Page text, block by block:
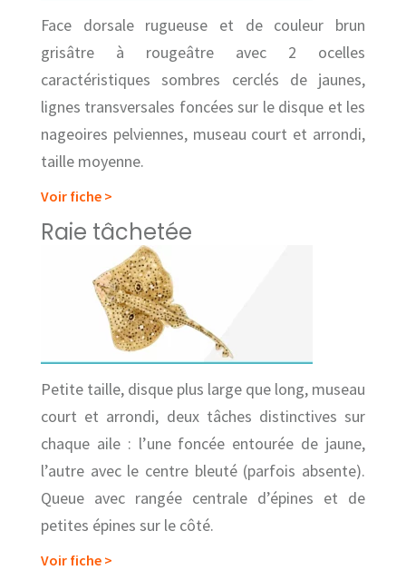
Face dorsale rugueuse et de couleur brun
grisâtre à rougeâtre avec 2 ocelles
caractéristiques sombres cerclés de jaunes,
lignes transversales foncées sur le disque et les
nageoires pelviennes, museau court et arrondi,
taille moyenne.
Voir fiche >
Raie tâchetée
Petite taille, disque plus large que long, museau
court et arrondi, deux tâches distinctives sur
chaque aile : l’une foncée entourée de jaune,
l’autre avec le centre bleuté (parfois absente).
Queue avec rangée centrale d’épines et de
petites épines sur le côté.
Voir fiche >